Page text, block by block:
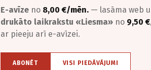
E-avīze no 8,00 €/mēn. — lasāma web
drukāto laikrakstu «Liesma» no 9,50
ar pieeju arī e-avīzei.
ABONĒT VISI PIEDĀVĀJUMI